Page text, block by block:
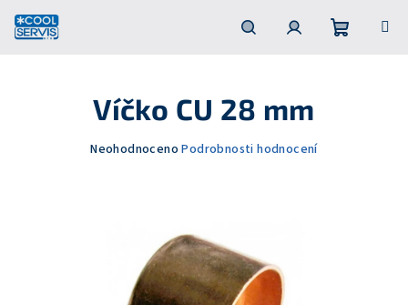
obsah
Víčko CU 28 mm
Průměrné
hvězdiček.
Neohodnoceno Podrobnosti hodnocení